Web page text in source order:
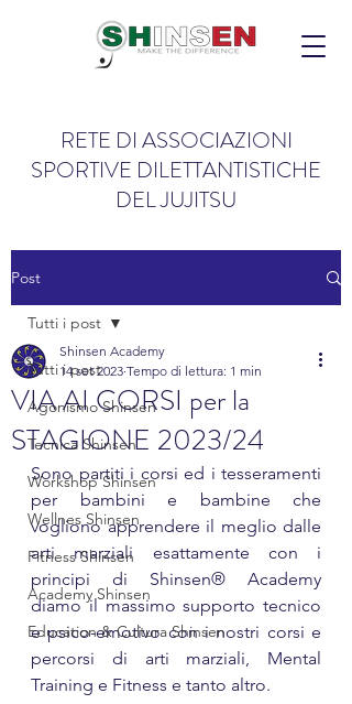
RETE DI ASSOCIAZIONI
SPORTIVE DILETTANTISTICHE
DEL JUJITSU
Post
Tutti i post
Agonismo Shinsen
Tecnica Shinsen
Workshop Shinsen
Wellnes Shinsen
Fitness Shinsen
Academy Shinsen
Education & Cultura Shinsen
Tutti i post
VIA AI CORSI per la
STAGIONE 2023/24
Shinsen Academy
14 set 2023 Tempo di lettura: 1 min
Sono partiti i corsi ed i tesseramenti
per bambini e bambine che
vogliono apprendere il meglio dalle
arti marziali esattamente con i
principi di Shinsen® Academy
diamo il massimo supporto tecnico
e psico-emotivo con i nostri corsi e
percorsi di arti marziali, Mental
Training e Fitness e tanto altro.